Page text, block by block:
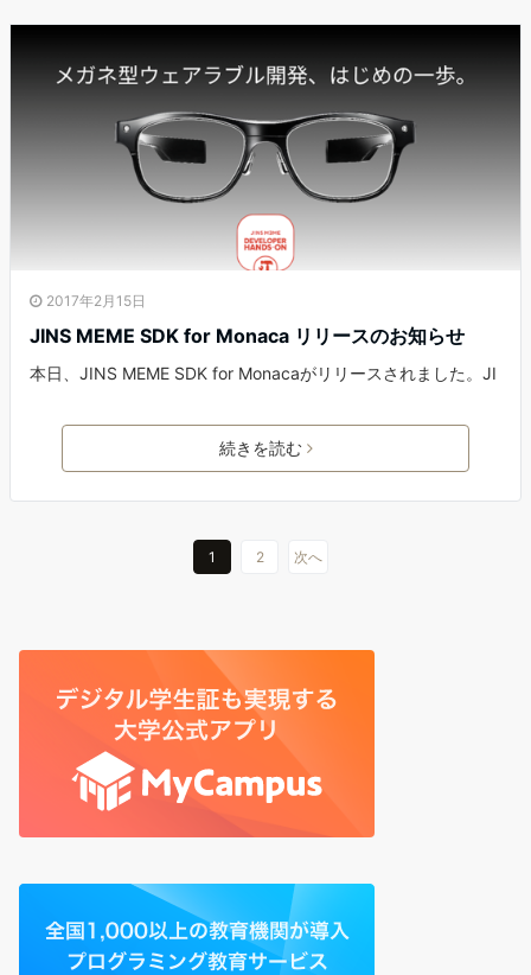
2017年2月15日
JINS MEME SDK for Monaca リリースのお知らせ
本日、JINS MEME SDK for Monacaがリリースされました。JI
続きを読む
1 2 次へ